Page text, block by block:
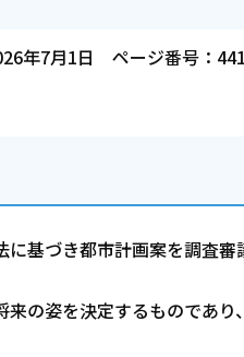
年7月1日 ページ番号：
基づき都市計画案を調査
の姿を決定するものであ